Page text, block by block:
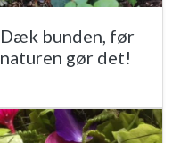
Dæk bunden, før
naturen gør det!